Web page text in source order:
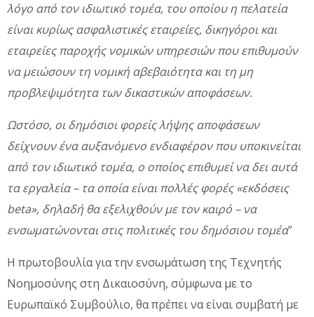
λόγο από τον ιδιωτικό τομέα, του οποίου η πελατεία
είναι κυρίως ασφαλιστικές εταιρείες, δικηγόροι και
εταιρείες παροχής νομικών υπηρεσιών που επιθυμούν
να μειώσουν τη νομική αβεβαιότητα και τη μη
προβλεψιμότητα των δικαστικών αποφάσεων.
Ωστόσο, οι δημόσιοι φορείς λήψης αποφάσεων
δείχνουν ένα αυξανόμενο ενδιαφέρονπου υποκινείται
από τον ιδιωτικό τομέα, ο οποίος επιθυμεί να δει αυτά
τα εργαλεία – τα οποία είναι πολλές φορές «εκδόσεις
beta», δηλαδή θα εξελιχθούν με τον καιρό – να
ενσωματώνονται στις πολιτικές του δημόσιου τομέα”
Η πρωτοβουλία για την ενσωμάτωση της Τεχνητής
Νοημοσύνης στη Δικαιοσύνη, σύμφωνα με το
Ευρωπαϊκό Συμβούλιο, θα πρέπει να είναι συμβατή με